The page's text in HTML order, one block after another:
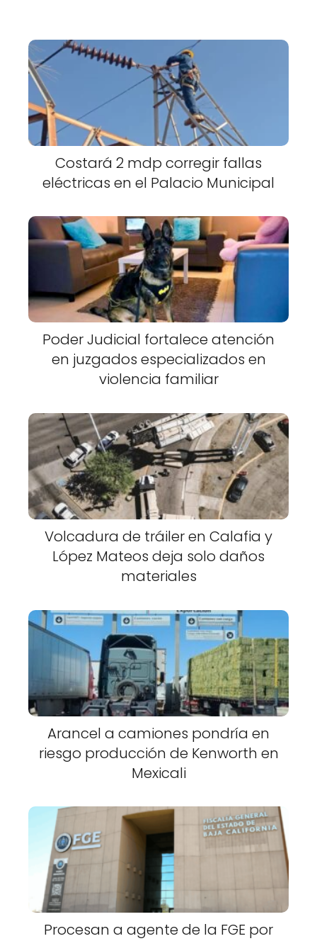
Costará 2 mdp corregir fallas
eléctricas en el Palacio Municipal
Poder Judicial fortalece atención
en juzgados especializados en
violencia familiar
Volcadura de tráiler en Calafia y
López Mateos deja solo daños
materiales
Arancel a camiones pondría en
riesgo producción de Kenworth en
Mexicali
Procesan a agente de la FGE por